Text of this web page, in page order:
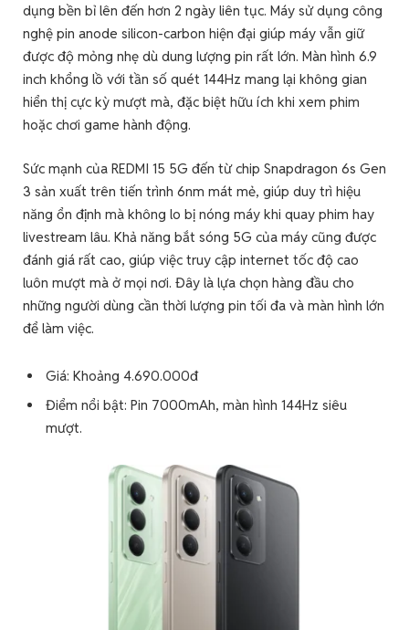
dụng bền bỉ lên đến hơn 2 ngày liên tục. Máy sử dụng công
nghệ pin anode silicon-carbon hiện đại giúp máy vẫn giữ
được độ mỏng nhẹ dù dung lượng pin rất lớn. Màn hình 6.9
inch khổng lồ với tần số quét 144Hz mang lại không gian
hiển thị cực kỳ mượt mà, đặc biệt hữu ích khi xem phim
hoặc chơi game hành động.
Sức mạnh của REDMI 15 5G đến từ chip Snapdragon 6s Gen
3 sản xuất trên tiến trình 6nm mát mẻ, giúp duy trì hiệu
năng ổn định mà không lo bị nóng máy khi quay phim hay
livestream lâu. Khả năng bắt sóng 5G của máy cũng được
đánh giá rất cao, giúp việc truy cập internet tốc độ cao
luôn mượt mà ở mọi nơi. Đây là lựa chọn hàng đầu cho
những người dùng cần thời lượng pin tối đa và màn hình lớn
để làm việc.
Giá: Khoảng 4.690.000đ
Điểm nổi bật: Pin 7000mAh, màn hình 144Hz siêu
mượt.